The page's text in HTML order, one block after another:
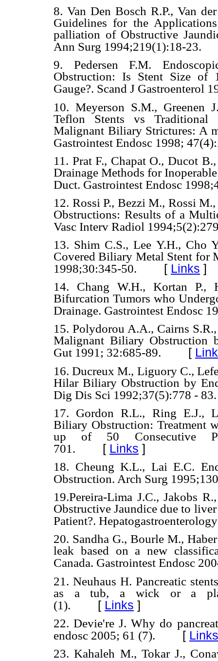
8. Van Den Bosch R.P., Van
Guidelines for the
palliation of Obstructive
Ann Surg 1994;219(1):18-23.
9. Pedersen F.M.
Obstruction: Is Stent Size of
Gauge?. Scand J Gastroenterol
10. Meyerson S.M., Greenen
Teflon Stents vs Traditional
Malignant Biliary Strictures: A
Gastrointest Endosc 1998;
11. Prat F., Chapat O., Ducot
Drainage Methods for
Duct. Gastrointest Endosc
12. Rossi P., Bezzi M., Rossi
Obstructions: Results of a
Vasc Interv Radiol
13. Shim C.S., Lee Y.H., Cho
Covered Biliary Metal Stent for
1998;30:345-50. [ Links ]
14. Chang W.H., Kortan P.,
Bifurcation Tumors who
Drainage. Gastrointest Endosc
15. Polydorou A.A., Cairns
Malignant Biliary Obstruction
Gut 1991; 32:685-89. [
16. Ducreux M., Liguory C.,
Hilar Biliary Obstruction by
Dig Dis Sci 1992;37(5):778 - 83.
17. Gordon R.L., Ring E.J.,
Biliary Obstruction: Treatment
up of 50 Consecutive
701. [ Links ]
18. Cheung K.L., Lai E.C.
Obstruction. Arch Surg
19.Pereira-Lima J.C., Jakobs
Obstructive Jaundice due to
Patient?.
20. Sandha G., Bourle M.,
leak based on a new
Canada. Gastrointest Endosc
21. Neuhaus H. Pancreatic
as a tub, a wick or a
(1). [ Links ]
22. Devie're J. Why do
endosc 2005; 61 (7). [ Links
23. Kahaleh M., Tokar J.,